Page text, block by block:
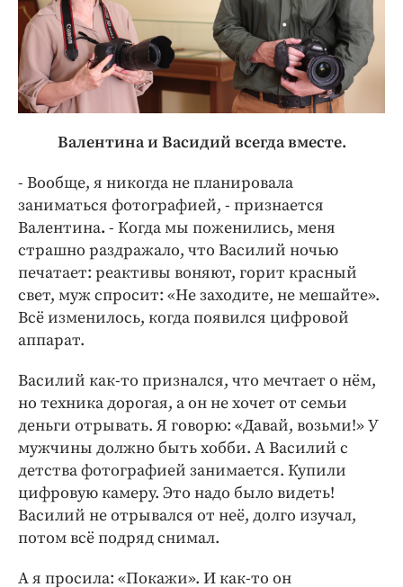
Валентина и Васидий всегда вместе.
- Вообще, я никогда не планировала
заниматься фотографией, - признается
Валентина. - Когда мы поженились, меня
страшно раздражало, что Василий ночью
печатает: реактивы воняют, горит красный
свет, муж спросит: «Не заходите, не мешайте».
Всё изменилось, когда появился цифровой
аппарат.
Василий как-то признался, что мечтает о нём,
но техника дорогая, а он не хочет от семьи
деньги отрывать. Я говорю: «Давай, возьми!» У
мужчины должно быть хобби. А Василий с
детства фотографией занимается. Купили
цифровую камеру. Это надо было видеть!
Василий не отрывался от неё, долго изучал,
потом всё подряд снимал.
А я просила: «Покажи». И как-то он